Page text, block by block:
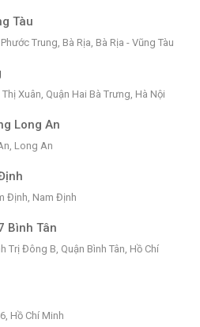
Tàu
Trung, Bà Rịa, Bà Rịa - Vũng Tàu
Xuân, Quận Hai Bà Trưng, Hà Nội
Long An
Long An
Định, Nam Định
Bình Tân
Trị Đông B, Quận Bình Tân, Hồ Chí
Hồ Chí Minh